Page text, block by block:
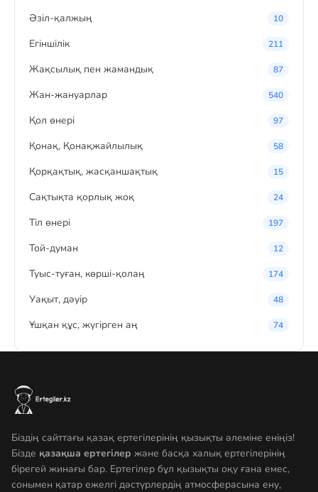
Әзіл-қалжың 10
Егіншілік 211
Жақсылық пен жамандық 87
Жан-жануарлар 540
Қол өнері 97
Қонақ, Қонақжайлылық 58
Қорқақтық, жасқаншақтық 15
Сақтықта қорлық жоқ 24
Тіл өнері 197
Той-думан 12
Туыс-туған, көрші-қолаң 174
Уақыт, дәуір 48
Ұшқан құс, жүгірген аң 74
Біздің сайттағы қазақ ертегілерінің қызықты әлеміне еніңіз!
Бізде қазақша ертегілер және басқа халық ертегілерінің
бірегей жинағы бар. Ертегілер бұл қызықты оқу ғана емес,
сонымен қатар ежелгі дәстүрлердің атмосферасына ену,